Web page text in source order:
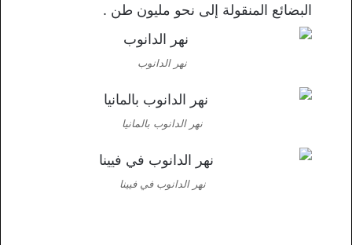
البضائع المنقولة إلى نحو مليون طن .
نهر الدانوب
نهر الدانوب بالمانيا
نهر الدانوب في فيينا